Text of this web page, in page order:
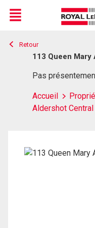
Live
En Direct
Menu
Retour
113 Queen Mary
Pas
Accueil
Aldershot Central